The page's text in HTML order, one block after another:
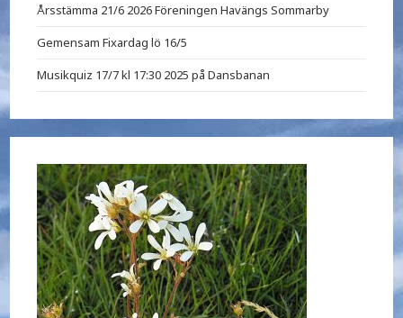
Årsstämma 21/6 2026 Föreningen Havängs Sommarby
Gemensam Fixardag lö 16/5
Musikquiz 17/7 kl 17:30 2025 på Dansbanan